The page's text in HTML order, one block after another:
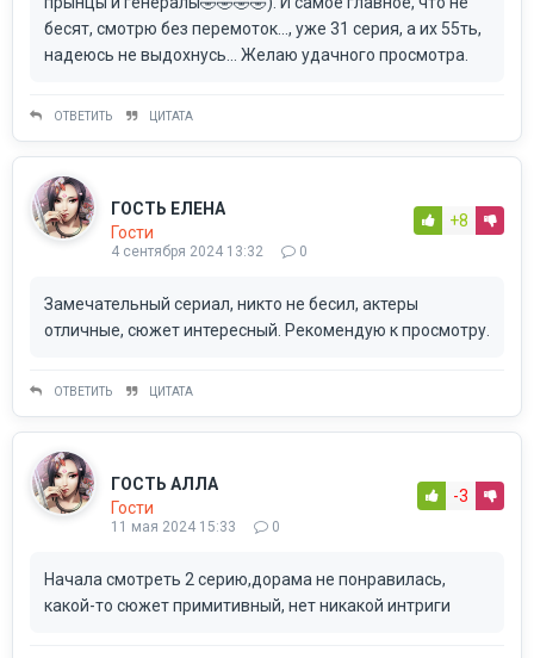
бесят, смотрю без перемоток..., уже 31 серия, а их 55ть,
надеюсь не выдохнусь... Желаю удачного просмотра.
ОТВЕТИТЬ ЦИТАТА
ГОСТЬ ЕЛЕНА
Гости
4 сентября 2024 13:32 0
+8
Замечательный сериал, никто не бесил, актеры
отличные, сюжет интересный. Рекомендую к просмотру.
ОТВЕТИТЬ ЦИТАТА
ГОСТЬ АЛЛА
Гости
11 мая 2024 15:33 0
-3
Начала смотреть 2 серию,дорама не понравилась,
какой-то сюжет примитивный, нет никакой интриги